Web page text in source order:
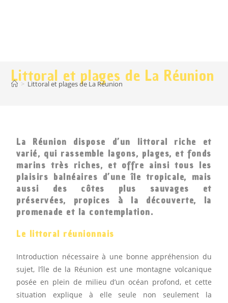
Littoral et plages de La Réunion
> Littoral et plages de La Réunion
La Réunion dispose d’un littoral riche et
varié, qui rassemble lagons, plages, et fonds
marins très riches, et offre ainsi tous les
plaisirs balnéaires d’une île tropicale, mais
aussi des côtes plus sauvages et
préservées, propices à la découverte, la
promenade et la contemplation.
Le littoral réunionnais
Introduction nécessaire à une bonne appréhension du
sujet, l’île de la Réunion est une montagne volcanique
posée en plein de milieu d’un océan profond, et cette
situation explique à elle seule non seulement la